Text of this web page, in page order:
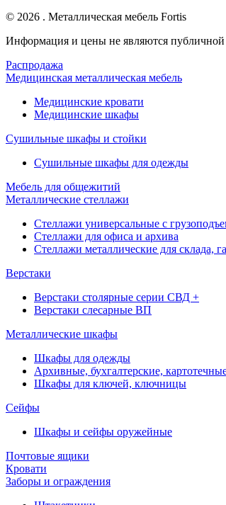
© 2026 . Металлическая мебель Fortis
Информация и цены не являются публичной
Распродажа
Медицинская металлическая мебель
Медицинские кровати
Медицинские шкафы
Сушильные шкафы и стойки
Сушильные шкафы для одежды
Мебель для общежитий
Металлические стеллажи
Стеллажи универсальные с
Стеллажи для офиса и архива
Стеллажи металлические для склада,
Верстаки
Верстаки столярные серии СВД +
Верстаки слесарные ВП
Металлические шкафы
Шкафы для одежды
Архивные, бухгалтерские,
Шкафы для ключей, ключницы
Сейфы
Шкафы и сейфы оружейные
Почтовые ящики
Кровати
Заборы и ограждения